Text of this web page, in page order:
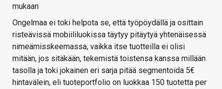
mukaan
Ongelmaa ei toki helpota se, että työpöydällä ja osittain
risteävissä mobiililuokissa täytyy pitäytyä yhtenäisessä
nimeämisskeemassa, vaikka itse tuotteilla ei olisi
mitään, jos sitäkään, tekemistä toistensa kanssa millään
tasolla ja toki jokainen eri sarja pitää segmentoida 5€
hintavälein, eli tuoteportfolio on luokkaa 150 tuotetta per